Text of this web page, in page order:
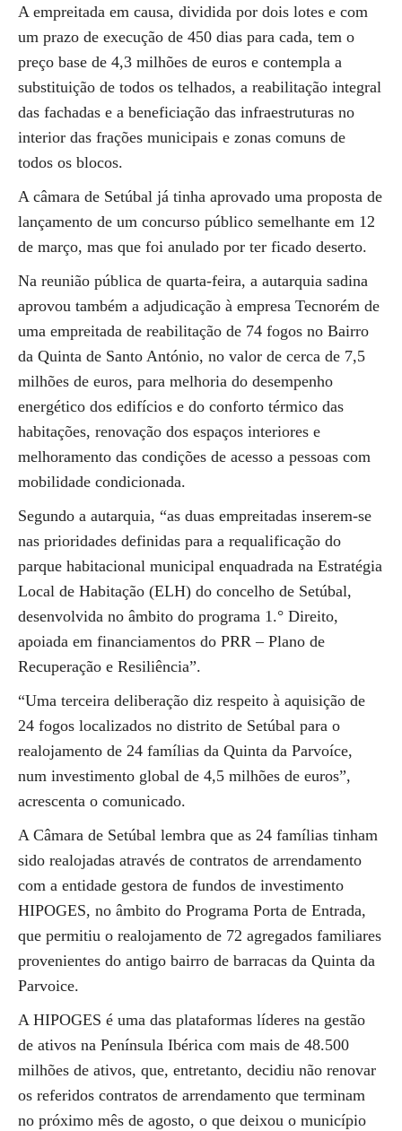
A empreitada em causa, dividida por dois lotes e com
um prazo de execução de 450 dias para cada, tem o
preço base de 4,3 milhões de euros e contempla a
substituição de todos os telhados, a reabilitação integral
das fachadas e a beneficiação das infraestruturas no
interior das frações municipais e zonas comuns de
todos os blocos.
A câmara de Setúbal já tinha aprovado uma proposta de
lançamento de um concurso público semelhante em 12
de março, mas que foi anulado por ter ficado deserto.
Na reunião pública de quarta-feira, a autarquia sadina
aprovou também a adjudicação à empresa Tecnorém de
uma empreitada de reabilitação de 74 fogos no Bairro
da Quinta de Santo António, no valor de cerca de 7,5
milhões de euros, para melhoria do desempenho
energético dos edifícios e do conforto térmico das
habitações, renovação dos espaços interiores e
melhoramento das condições de acesso a pessoas com
mobilidade condicionada.
Segundo a autarquia, “as duas empreitadas inserem-se
nas prioridades definidas para a requalificação do
parque habitacional municipal enquadrada na Estratégia
Local de Habitação (ELH) do concelho de Setúbal,
desenvolvida no âmbito do programa 1.° Direito,
apoiada em financiamentos do PRR – Plano de
Recuperação e Resiliência”.
“Uma terceira deliberação diz respeito à aquisição de
24 fogos localizados no distrito de Setúbal para o
realojamento de 24 famílias da Quinta da Parvoíce,
num investimento global de 4,5 milhões de euros”,
acrescenta o comunicado.
A Câmara de Setúbal lembra que as 24 famílias tinham
sido realojadas através de contratos de arrendamento
com a entidade gestora de fundos de investimento
HIPOGES, no âmbito do Programa Porta de Entrada,
que permitiu o realojamento de 72 agregados familiares
provenientes do antigo bairro de barracas da Quinta da
Parvoice.
A HIPOGES é uma das plataformas líderes na gestão
de ativos na Península Ibérica com mais de 48.500
milhões de ativos, que, entretanto, decidiu não renovar
os referidos contratos de arrendamento que terminam
no próximo mês de agosto, o que deixou o município